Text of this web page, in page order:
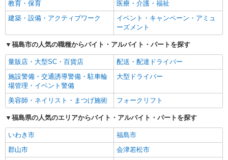
教育・保育
医療・介護・福祉
建築・設備・アクティブワーク
イベント・キャンペーン・アミュ
ーズメント
福島市の人気の職種からバイト・アルバイト・パートを探す
量販店・大型SC・百貨店
配送・配達ドライバー
施設警備・交通誘導警備・駐車輪
場管理・イベント警備
大型ドライバー
美容師・ネイリスト・まつげ施術 フォークリフト
福島県の人気のエリアからバイト・アルバイト・パートを探す
いわき市
福島市
郡山市
会津若松市